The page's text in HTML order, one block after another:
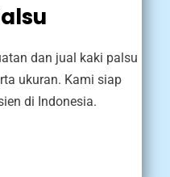
dan jual kaki palsu
ukuran. Kami siap
di Indonesia.